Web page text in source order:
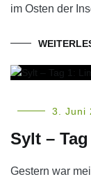
im Osten der
3. Juni
Sylt –
Gestern war